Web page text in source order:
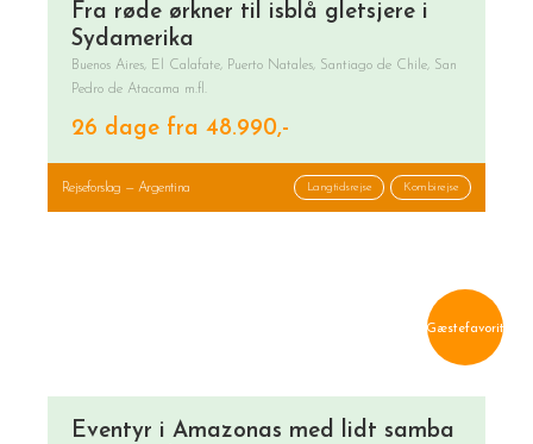
Fra røde ørkner til isblå gletsjere i
Sydamerika
Buenos Aires, El Calafate, Puerto Natales, Santiago de Chile, San
Pedro de Atacama m.fl.
26 dage fra 48.990,-
Rejseforslag — Argentina Langtidsrejse Kombirejse
Gæstefavorit
Eventyr i Amazonas med lidt samba